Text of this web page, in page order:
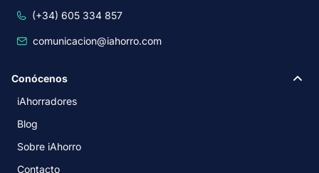
(+34) 605 334 857
comunicacion@iahorro.com
Conócenos
iAhorradores
Blog
Sobre iAhorro
Contacto